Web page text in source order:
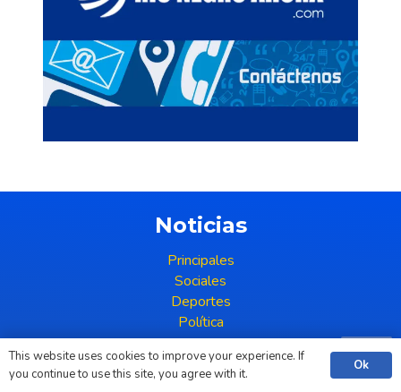
Noticias
Principales
Sociales
Deportes
Política
Redes Sociales
This website uses cookies to improve your experience. If
you continue to use this site, you agree with it.
Ok